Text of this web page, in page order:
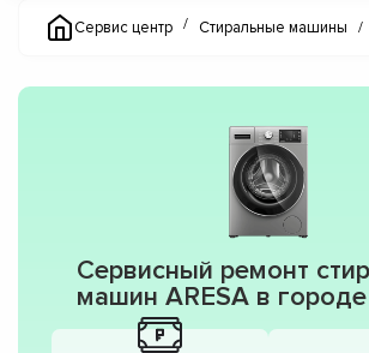
Сервис центр / Стиральные машины /
Сервисный ремонт
машин ARESA в